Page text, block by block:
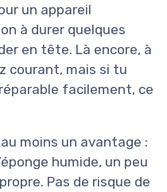
un appareil
à durer quelques
en tête. Là encore, à
courant, mais si tu
facilement, ce
moins un avantage :
humide, un peu
Pas de risque de